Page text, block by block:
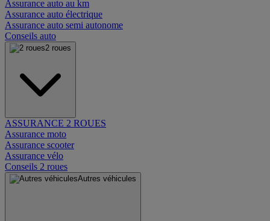
Assurance auto au km
Assurance auto électrique
Assurance auto semi autonome
Conseils auto
2 roues
ASSURANCE 2 ROUES
Assurance moto
Assurance scooter
Assurance vélo
Conseils 2 roues
Autres véhicules